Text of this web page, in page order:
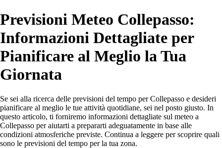
Previsioni Meteo Collepasso:
Informazioni Dettagliate per
Pianificare al Meglio la Tua
Giornata
Se sei alla ricerca delle previsioni del tempo per Collepasso e desideri
pianificare al meglio le tue attività quotidiane, sei nel posto giusto. In
questo articolo, ti forniremo informazioni dettagliate sul meteo a
Collepasso per aiutarti a prepararti adeguatamente in base alle
condizioni atmosferiche previste. Continua a leggere per scoprire quali
sono le previsioni del tempo per la tua zona.